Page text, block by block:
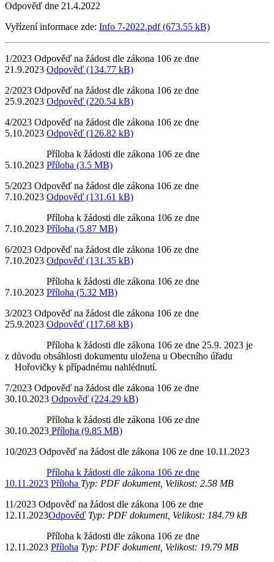
Odpověď dne 21.4.2022
Vyřízení informace zde: Info 7-2022.pdf (673.55 kB)
1/2023 Odpověď na žádost dle zákona 106 ze dne
21.9.2023 Odpověď (134.77 kB)
2/2023 Odpověď na žádost dle zákona 106 ze dne
25.9.2023 Odpověď (220.54 kB)
4/2023 Odpověď na žádost dle zákona 106 ze dne
5.10.2023 Odpověď (126.82 kB)
Příloha k žádosti dle zákona 106 ze dne
5.10.2023 Příloha (3.5 MB)
5/2023 Odpověď na žádost dle zákona 106 ze dne
7.10.2023 Odpověď (131.61 kB)
Příloha k žádosti dle zákona 106 ze dne
7.10.2023 Příloha (5.87 MB)
6/2023 Odpověď na žádost dle zákona 106 ze dne
7.10.2023 Odpověď (131.35 kB)
Příloha k žádosti dle zákona 106 ze dne
7.10.2023 Příloha (5.32 MB)
3/2023 Odpověď na žádost dle zákona 106 ze dne
25.9.2023 Odpověď (117.68 kB)
Příloha k žádosti dle zákona 106 ze dne 25.9. 2023 je
z důvodu obsáhlosti dokumentu uložena u Obecního úřadu
Hořovičky k případnému nahlédnutí.
7/2023 Odpověď na žádost dle zákona 106 ze dne
30.10.2023 Odpověď (224.29 kB)
Příloha k žádosti dle zákona 106 ze dne
30.10.2023 Příloha (9.85 MB)
10/2023 Odpověď na žádost dle zákona 106 ze dne 10.11.2023
Příloha k žádosti dle zákona 106 ze dne
10.11.2023 Příloha Typ: PDF dokument, Velikost: 2.58 MB
11/2023 Odpověď na žádost dle zákona 106 ze dne
12.11.2023Odpověď Typ: PDF dokument, Velikost: 184.79 kB
Příloha k žádosti dle zákona 106 ze dne
12.11.2023 Příloha Typ: PDF dokument, Velikost: 19.79 MB